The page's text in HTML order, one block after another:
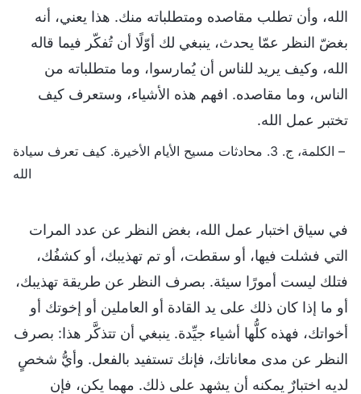
الله، وأن تطلب مقاصده ومتطلباته منك. هذا يعني، أنه
بغضّ النظر عمّا يحدث، ينبغي لك أوّلًا أن تُفكّر فيما قاله
الله، وكيف يريد للناس أن يُمارسوا، وما متطلباته من
الناس، وما مقاصده. افهم هذه الأشياء، وستعرف كيف
تختبر عمل الله.
– الكلمة، ج. 3. محادثات مسيح الأيام الأخيرة. كيف تعرف سيادة
الله
في سياق اختبار عمل الله، بغض النظر عن عدد المرات
التي فشلت فيها، أو سقطت، أو تم تهذيبك، أو كشفُك،
فتلك ليست أمورًا سيئة. بصرف النظر عن طريقة تهذيبك،
أو ما إذا كان ذلك على يد القادة أو العاملين أو إخوتك أو
أخواتك، فهذه كلُّها أشياء جيِّدة. ينبغي أن تتذكَّر هذا: بصرف
النظر عن مدى معاناتك، فإنك تستفيد بالفعل. وأيُّ شخصٍ
لديه اختبارٌ يمكنه أن يشهد على ذلك. مهما يكن، فإن